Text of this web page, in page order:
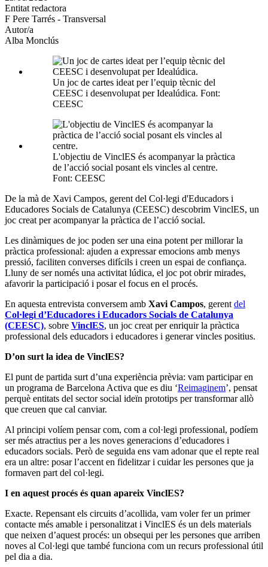
xarxes
socials
Entitat redactora
F Pere Tarrés - Transversal
Autor/a
Alba Monclús
Un joc de cartes ideat per l’equip tècnic del
CEESC i desenvolupat per Idealúdica. Font:
CEESC
L'objectiu de VinclES és acompanyar la pràctica
de l’acció social posant els vincles al centre.
Font: CEESC
De la mà de Xavi Campos, gerent del Col·legi d'Educadors i
Educadores Socials de Catalunya (CEESC) descobrim VinclES, un
joc creat per acompanyar la pràctica de l’acció social.
Les dinàmiques de joc poden ser una eina potent per millorar la
pràctica professional: ajuden a expressar emocions amb menys
pressió, faciliten converses difícils i creen un espai de confiança.
Lluny de ser només una activitat lúdica, el joc pot obrir mirades,
afavorir la participació i posar el focus en el procés.
En aquesta entrevista conversem amb Xavi Campos, gerent del
Col·legi d’Educadores i Educadors Socials de Catalunya
(CEESC), sobre VinclES, un joc creat per enriquir la pràctica
professional dels educadors i educadores i generar vincles positius.
D’on surt la idea de VinclES?
El punt de partida surt d’una experiència prèvia: vam participar en
un programa de Barcelona Activa que es diu ‘Reimaginem’, pensat
perquè entitats del sector social ideïn prototips per transformar allò
que creuen que cal canviar.
Al principi volíem pensar com, com a col·legi professional, podíem
ser més atractius per a les noves generacions d’educadores i
educadors socials. Però de seguida ens vam adonar que el repte real
era un altre: posar l’accent en fidelitzar i cuidar les persones que ja
formaven part del col·legi.
I en aquest procés és quan apareix VinclES?
Exacte. Repensant els circuits d’acollida, vam voler fer un primer
contacte més amable i personalitzat i VinclES és un dels materials
que neixen d’aquest procés: un obsequi per les persones que arriben
noves al Col·legi que també funciona com un recurs professional útil
pel dia a dia.